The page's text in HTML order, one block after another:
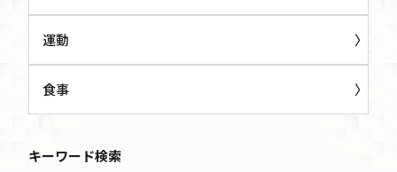
運動
食事
キーワード検索